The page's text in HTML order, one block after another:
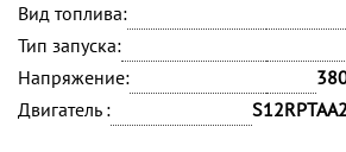
Вид топлива:
Тип запуска:
Напряжение:
Двигатель :